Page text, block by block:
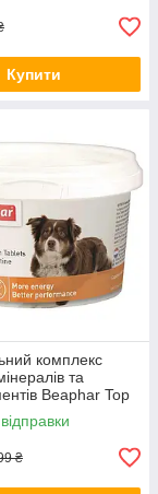
Купити
комплекс
та
Beaphar Top
таб (*)
₴